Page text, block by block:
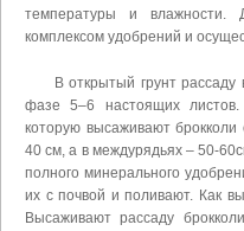
температуры и влажности.
комплексом удобрений и
В открытый грунт
фазе 5–6 настоящих
которую высаживают
40 см, а в междурядьях – 50-
полного минерального
их с почвой и поливают. Как
Высаживают рассаду